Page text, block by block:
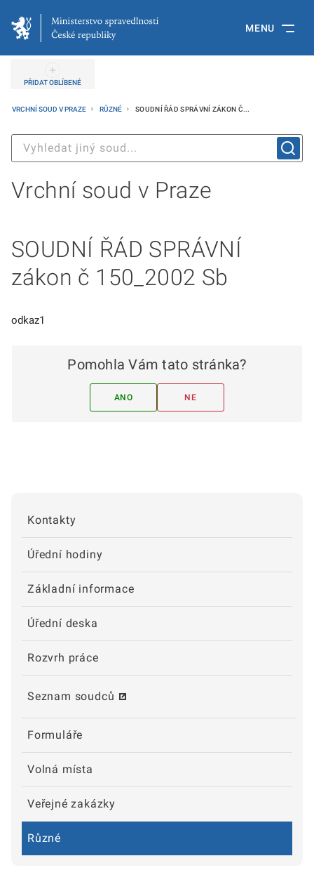
MENU
PŘIDAT OBLÍBENÉ
VRCHNÍ SOUD V PRAZE RŮZNÉ SOUDNÍ ŘÁD SPRÁVNÍ ZÁKON Č...
Vrchní soud v Praze
Kontakty
Úřední hodiny
Základní informace
Úřední deska
Rozvrh práce
Seznam soudců
Formuláře
Volná místa
Veřejné zakázky
Různé
SOUDNÍ ŘÁD SPRÁVNÍ
zákon č 150_2002 Sb
odkaz1
Pomohla Vám tato stránka?
ANO NE